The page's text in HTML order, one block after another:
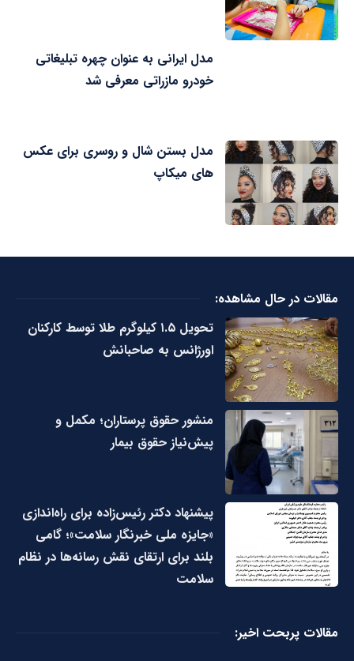
مدل ایرانی به عنوان چهره تبلیغاتی
خودرو مازراتی معرفی شد
مدل بستن شال و روسری برای عکس
های میکاپ
مقالات در حال مشاهده:
تحویل ۱.۵ کیلوگرم طلا توسط کارکنان
اورژانس به صاحبانش
منشور حقوق پرستاران؛ مکمل و
پیش‌نیاز حقوق بیمار
پیشنهاد دکتر رئیس‌زاده برای راه‌اندازی
«جایزه ملی خبرنگار سلامت»؛ گامی
بلند برای ارتقای نقش رسانه‌ها در نظام
سلامت
مقالات پربحت اخیر: